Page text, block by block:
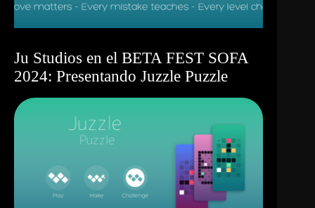
Ju Studios en el BETA FEST SOFA
2024: Presentando Juzzle Puzzle